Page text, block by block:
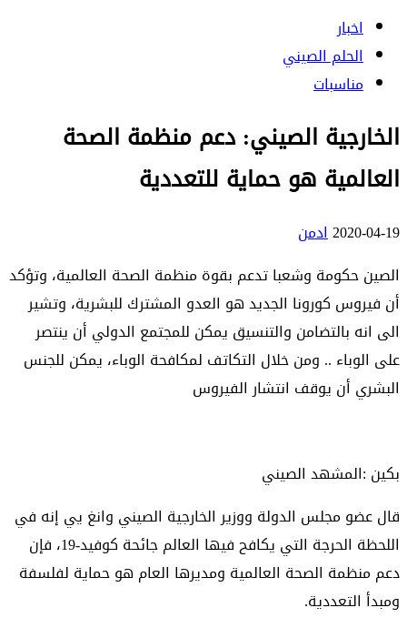
اخبار
الحلم الصيني
مناسبات
الخارجية الصيني: دعم منظمة الصحة
العالمية هو حماية للتعددية
2020-04-19ادمن
الصين حكومة وشعبا تدعم بقوة منظمة الصحة العالمية، وتؤكد
أن فيروس كورونا الجديد هو العدو المشترك للبشرية، وتشير
الى انه بالتضامن والتنسيق يمكن للمجتمع الدولي أن ينتصر
على الوباء .. ومن خلال التكاتف لمكافحة الوباء، يمكن للجنس
البشري أن يوقف انتشار الفيروس
بكين :المشهد الصيني
قال عضو مجلس الدولة ووزير الخارجية الصيني وانغ يي إنه في
اللحظة الحرجة التي يكافح فيها العالم جائحة كوفيد-19، فإن
دعم منظمة الصحة العالمية ومديرها العام هو حماية لفلسفة
ومبدأ التعددية.